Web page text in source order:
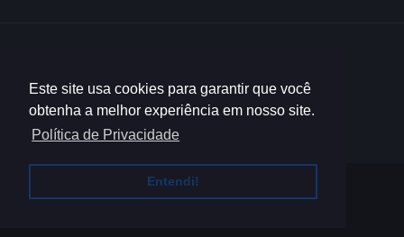
Este site usa cookies para garantir que você
obtenha a melhor experiência em nosso site.
Política de Privacidade
Entendi!
HOME QUEM SOMOS
CONTATO